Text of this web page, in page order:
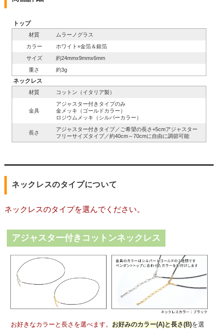
トップ
材質
ムラーノグラス
カラー
ホワイト×金箔＆銀箔
サイズ
約24mmx9mmx6mm
重さ
約3g
ネックレス
材質 コットン（イタリア製）
金具
アジャスター付きタイプのみ
金メッキ（ゴールドカラー）
ロジウムメッキ（シルバーカラー）
長さ
アジャスター付きタイプ／ご希望の長さ+5cmアジャスター
フリーサイズタイプ／約40cm～70cmに自由に調節可能
ネックレスのタイプについて
ネックレスのタイプを選んでください。
アジャスター付きコットンネックレス
お好きなカラーと長さを選べます。 お好みのカラー(A)と長さ(B)を選